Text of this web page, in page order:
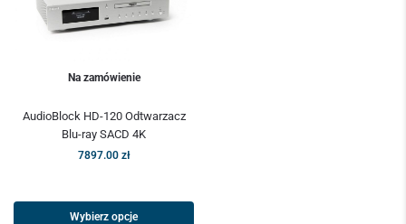
Na zamówienie
AudioBlock HD-120 Odtwarzacz
Blu-ray SACD 4K
7897.00 zł
Wybierz opcje